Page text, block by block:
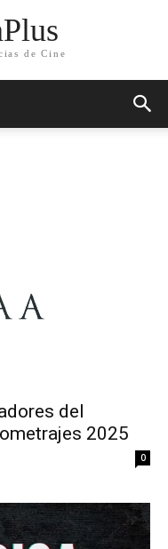
de Cine
del
2025
0